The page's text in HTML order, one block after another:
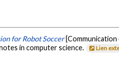
for Robot Soccer
in computer science.
Lien